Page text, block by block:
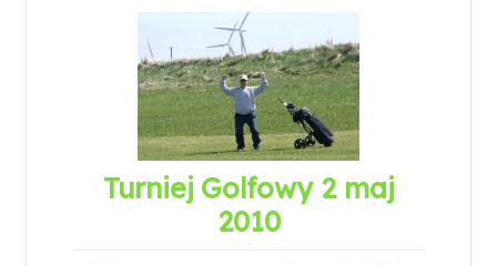
Turniej Golfowy 2 maj
2010